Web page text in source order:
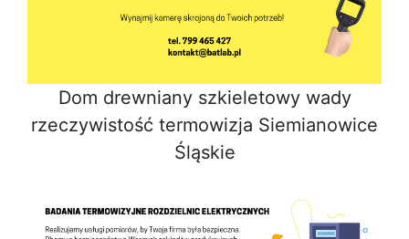
Dom drewniany szkieletowy wady
rzeczywistość termowizja Siemianowice
Śląskie